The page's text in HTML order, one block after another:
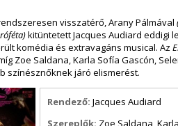
visszatérő, Arany Pálmával
kitüntetett Jacques Audiard eddigi
komédia és extravagáns musical. Az
Zoe Saldana, Karla Sofía Gascón,
színésznőknek járó elismerést.
Rendező: Jacques Audiard
Szereplők: Zoe Saldana,